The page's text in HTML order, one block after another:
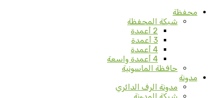
محفظة
شبكة المحفظة
2 أعمدة
3 أعمدة
4 أعمدة
4 أعمدة واسعة
حافظة الماسونية
مدونة
مدونة الرف الدائري